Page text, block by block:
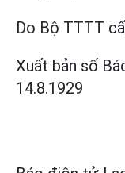
Do Bộ TTTT
Xuất bản số
14.8.1929